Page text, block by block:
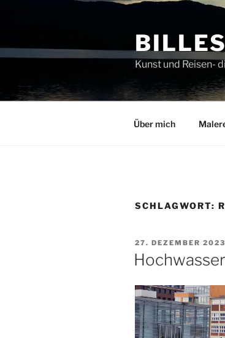
Kunst und Reisen-
Über mich
SCHLAGWORT:
VERÖFFENTLICHT
AM
27. DEZEMBER 2023